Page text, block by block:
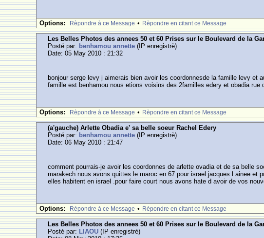
Options: Rèpondre à ce Message • Rèpondre en citant ce Message
Les Belles Photos des annees 50 et 60 Prises sur le Boulevard de la
Posté par: benhamou annette (IP enregistrè)
Date: 05 May 2010 : 21:32
bonjour serge levy j aimerais bien avoir les coordonnesde la famille levy
famille est benhamou nous etions voisins des 2familles edery et obadia rue
Options: Rèpondre à ce Message • Rèpondre en citant ce Message
(a'gauche) Arlette Obadia e' sa belle soeur Rachel Edery
Posté par: benhamou annette (IP enregistrè)
Date: 06 May 2010 : 21:47
comment pourrais-je avoir les coordonnes de arlette ovadia et de sa belle
marakech nous avons quittes le maroc en 67 pour israel jacques l ainee et
elles habitent en israel .pour faire court nous avons hate d avoir de vos
Options: Rèpondre à ce Message • Rèpondre en citant ce Message
Les Belles Photos des annees 50 et 60 Prises sur le Boulevard de la
Posté par: LIAOU (IP enregistrè)